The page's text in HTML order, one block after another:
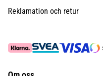
Reklamation och retur